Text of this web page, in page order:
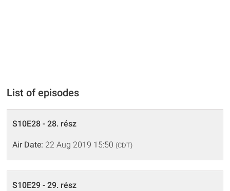
List of episodes
S10E28 - 28. rész
Air Date: 22 Aug 2019 15:50 (CDT)
S10E29 - 29. rész